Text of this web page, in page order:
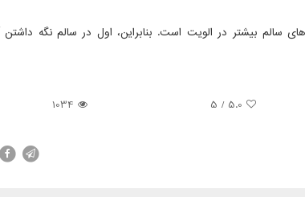
سالم بیشتر در الویت است. بنابراین، اول در سالم نگه داشتن
5.0
/ 5
1034